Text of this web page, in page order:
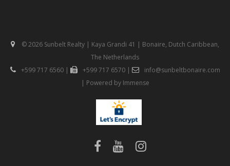
© 2026 Sunbelt Realty | Kaya Grandi 41 | Bonaire, Dutch Caribbean,
The Netherlands
+599 717 6560| +599 717 6570|
info@sunbeltbonaire.com
| Powered by Immense